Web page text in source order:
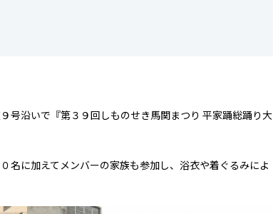
号沿いで『第３９回しものせき馬関まつり 平家踊総踊り大
名に加えてメンバーの家族も参加し、浴衣や着ぐるみによ